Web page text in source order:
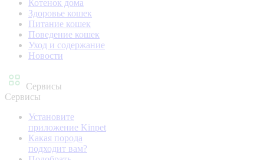
Котенок дома
Здоровье кошек
Питание кошек
Поведение кошек
Уход и содержание
Новости
Сервисы
Сервисы
Установите
приложение Kinpet
Какая порода
подходит вам?